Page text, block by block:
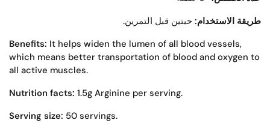
طريقة الاستخدام: حبتين قبل التمرين.
Benefits: It helps widen the lumen of all blood vessels,
which means better transportation of blood and oxygen to
all active muscles.
Nutrition facts: 1.5g Arginine per serving.
Serving size: 50 servings.